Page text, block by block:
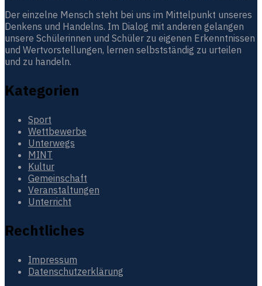
Der einzelne Mensch steht bei uns im Mittelpunkt unseres
Denkens und Handelns. Im Dialog mit anderen gelangen
unsere Schülerinnen und Schüler zu eigenen Erkenntnissen
und Wertvorstellungen, lernen selbstständig zu urteilen
und zu handeln.
Kategorien
Sport
Wettbewerbe
Unterwegs
MINT
Kultur
Gemeinschaft
Veranstaltungen
Unterricht
Rechtliches
Impressum
Datenschutzerklärung